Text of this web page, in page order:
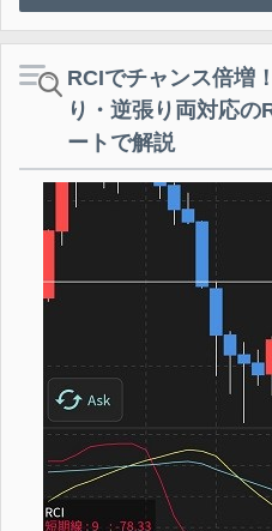
RCIでチャンス倍増
り・逆張り両対応
ートで解説